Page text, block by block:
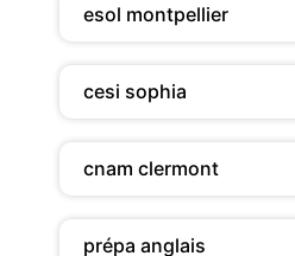
esol montpellier
cesi sophia
cnam clermont
prépa anglais